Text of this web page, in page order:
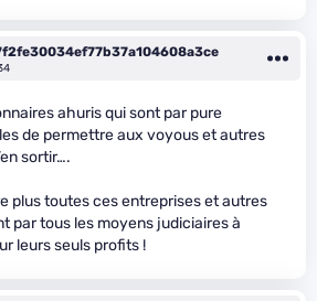
ahuris qui sont par pure
de permettre aux voyous et autres
sortir….
plus toutes ces entreprises et autres
par tous les moyens judiciaires à
leurs seuls profits !